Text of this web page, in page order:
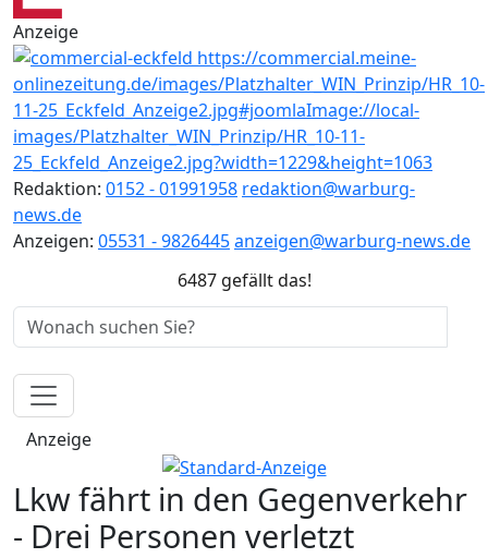
Anzeige
Redaktion: 0152 - 01991958 redaktion@warburg-
news.de
Anzeigen: 05531 - 9826445anzeigen@warburg-news.de
6487 gefällt das!
Anzeige
Lkw fährt in den Gegenverkehr
- Drei Personen verletzt